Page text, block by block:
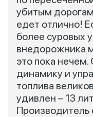
убитым
едет отлично!
более суровых
внедорожника
это пока
динамику и
топлива
удивлен – 13